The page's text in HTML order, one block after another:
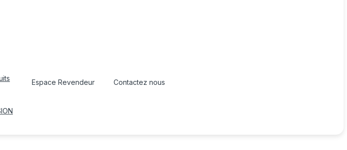
Espace Revendeur Contactez nous